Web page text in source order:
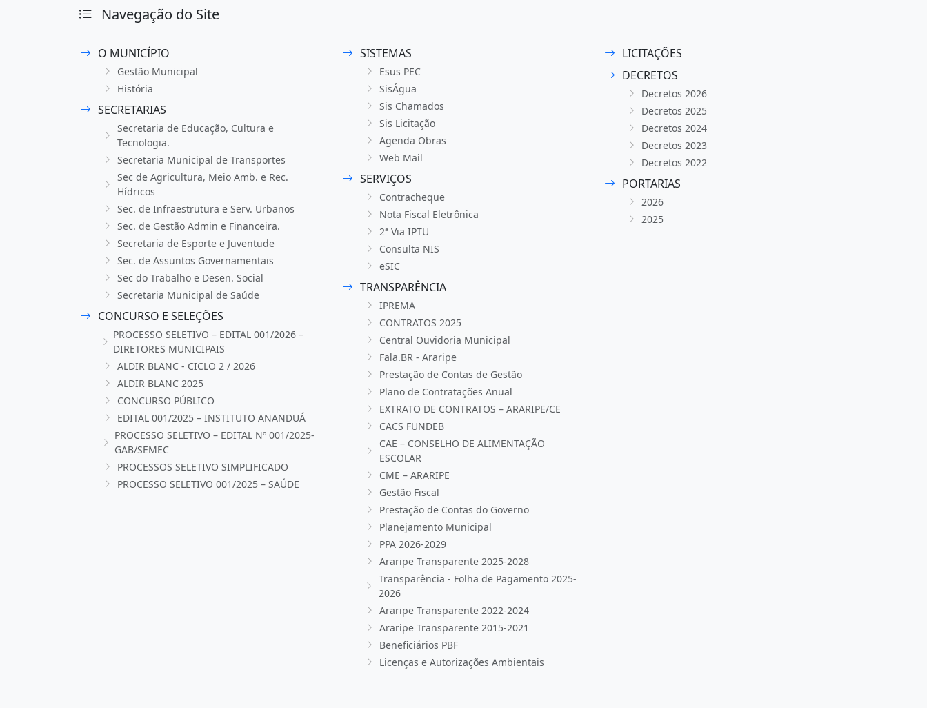
Navegação do Site
O MUNICÍPIO
Gestão Municipal
História
SECRETARIAS
Secretaria de Educação, Cultura e
Tecnologia.
Secretaria Municipal de Transportes
Sec de Agricultura, Meio Amb. e Rec.
Hídricos
Sec. de Infraestrutura e Serv. Urbanos
Sec. de Gestão Admin e Financeira.
Secretaria de Esporte e Juventude
Sec. de Assuntos Governamentais
Sec do Trabalho e Desen. Social
Secretaria Municipal de Saúde
CONCURSO E SELEÇÕES
PROCESSO SELETIVO – EDITAL 001/2026 –
DIRETORES MUNICIPAIS
ALDIR BLANC - CICLO 2 / 2026
ALDIR BLANC 2025
CONCURSO PÚBLICO
EDITAL 001/2025 – INSTITUTO ANANDUÁ
PROCESSO SELETIVO – EDITAL Nº 001/2025-
GAB/SEMEC
PROCESSOS SELETIVO SIMPLIFICADO
PROCESSO SELETIVO 001/2025 – SAÚDE
SISTEMAS
Esus PEC
SisÁgua
Sis Chamados
Sis Licitação
Agenda Obras
Web Mail
SERVIÇOS
Contracheque
Nota Fiscal Eletrônica
2ª Via IPTU
Consulta NIS
eSIC
TRANSPARÊNCIA
IPREMA
CONTRATOS 2025
Central Ouvidoria Municipal
Fala.BR - Araripe
Prestação de Contas de Gestão
Plano de Contratações Anual
EXTRATO DE CONTRATOS – ARARIPE/CE
CACS FUNDEB
CAE – CONSELHO DE ALIMENTAÇÃO
ESCOLAR
CME – ARARIPE
Gestão Fiscal
Prestação de Contas do Governo
Planejamento Municipal
PPA 2026-2029
Araripe Transparente 2025-2028
Transparência - Folha de Pagamento 2025-
2026
Araripe Transparente 2022-2024
Araripe Transparente 2015-2021
Beneficiários PBF
Licenças e Autorizações Ambientais
LICITAÇÕES
DECRETOS
Decretos 2026
Decretos 2025
Decretos 2024
Decretos 2023
Decretos 2022
PORTARIAS
2026
2025